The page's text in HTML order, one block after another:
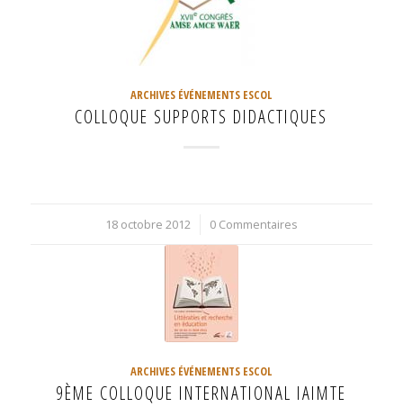
ARCHIVES ÉVÉNEMENTS ESCOL
COLLOQUE SUPPORTS DIDACTIQUES
18 octobre 2012
/ 0 Commentaires
ARCHIVES ÉVÉNEMENTS ESCOL
9ÈME COLLOQUE INTERNATIONAL IAIMTE